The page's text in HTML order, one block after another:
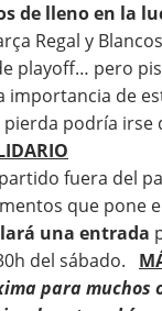
de lleno en la
Regal y
playoff… pero
importancia de
pierda podría irse
fuera del
que pone
una entrada
del sábado.
para muchos